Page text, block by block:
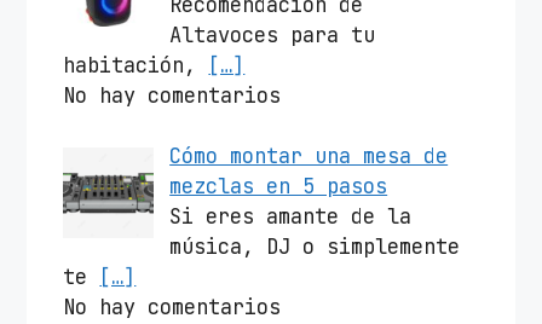
Altavoces para tu
habitación,
[…]
No hay comentarios
Cómo montar una mesa de
mezclas en 5 pasos
Si eres amante de la
música, DJ o simplemente
te
[…]
No hay comentarios